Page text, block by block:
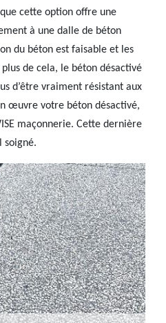
cette option offre une
à une dalle de béton
du béton est faisable et les
de cela, le béton désactivé
d’être vraiment résistant aux
œuvre votre béton désactivé,
maçonnerie. Cette dernière
soigné.